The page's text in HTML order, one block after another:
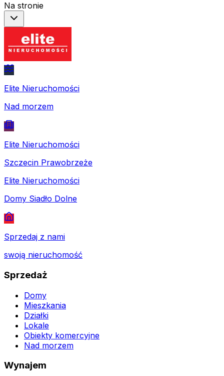
Na stronie
Elite Nieruchomości
Nad morzem
Elite Nieruchomości
Szczecin Prawobrzeże
Elite Nieruchomości
Domy Siadło Dolne
Sprzedaj z nami
swoją nieruchomość
Sprzedaż
Domy
Mieszkania
Działki
Lokale
Obiekty komercyjne
Nad morzem
Wynajem